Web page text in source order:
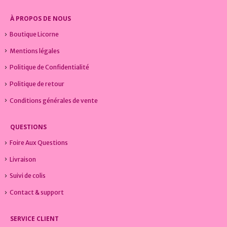
du
produit
À PROPOS DE NOUS
Boutique Licorne
Mentions légales
Politique de Confidentialité
Politique de retour
Conditions générales de vente
QUESTIONS
Foire Aux Questions
Livraison
Suivi de colis
Contact & support
SERVICE CLIENT